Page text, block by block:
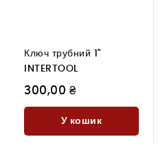
Ключ трубний 1"
INTERTOOL
300,00 ₴
У кошик